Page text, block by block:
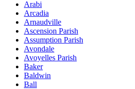
Arabi
Arcadia
Arnaudville
Ascension Parish
Assumption Parish
Avondale
Avoyelles Parish
Baker
Baldwin
Ball